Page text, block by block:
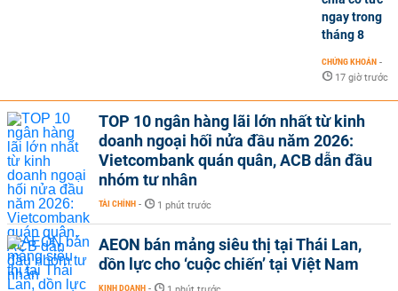
ngay trong
tháng 8
CHỨNG KHOÁN -
17 giờ trước
TOP 10 ngân hàng lãi lớn nhất từ kinh
doanh ngoại hối nửa đầu năm 2026:
Vietcombank quán quân, ACB dẫn đầu
nhóm tư nhân
TÀI CHÍNH - 1 phút trước
AEON bán mảng siêu thị tại Thái Lan,
dồn lực cho ‘cuộc chiến’ tại Việt Nam
KINH DOANH